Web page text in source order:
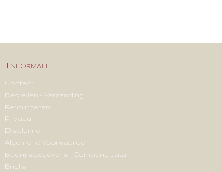
Informatie
Contact
Bestellen + Verzending
Retourneren
Privacy
Disclaimer
Algemene Voorwaarden
Bedrijfsgegevens - Company data
English